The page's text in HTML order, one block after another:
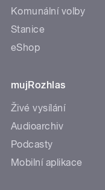
Komunální volby
Stanice
eShop
mujRozhlas
Živé vysílání
Audioarchiv
Podcasty
Mobilní aplikace